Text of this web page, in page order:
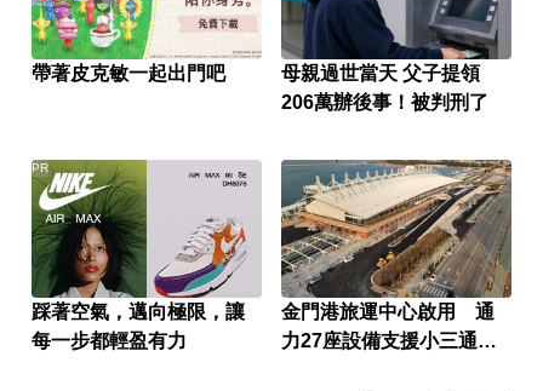
帶著皮克敏一起出門吧
母親過世當天 父子提領
206萬辦後事！被判刑了
踩著空氣，邁向極限，讓
每一步都輕盈有力
PR
金門港旅運中心啟用 通
力27座設備支援小三通旅